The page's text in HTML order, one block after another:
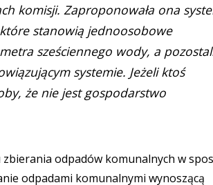
komisji. Zaproponowała ona
stanowią jednoosobowe
sześciennego wody, a
systemie. Jeżeli ktoś
że nie jest gospodarstwo
zbierania odpadów komunalnych w
odpadami komunalnymi wynoszącą